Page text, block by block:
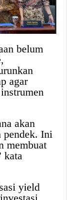
belum
agar
akan
pendek. Ini
membuat
kata
yield